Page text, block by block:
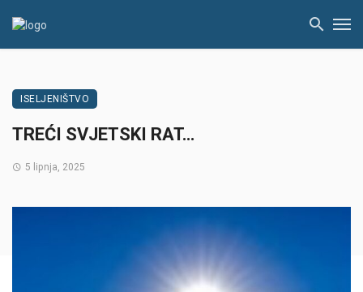
ISELJENIŠTVO
TREĆI SVJETSKI RAT…
5 lipnja, 2025